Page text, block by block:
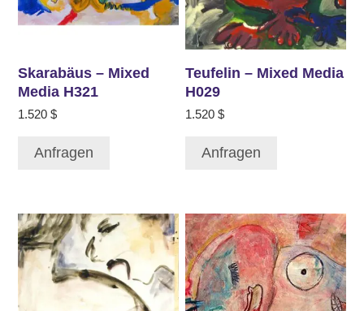
Skarabäus – Mixed
Media H321
1.520 $
Anfragen
Teufelin – Mixed Media
H029
1.520$
Anfragen